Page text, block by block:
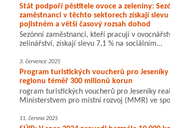
Stát podpoří pěstitele ovoce a zeleniny:
zaměstnanci v těchto sektorech získají slevu
pojistném a větší časový rozsah dohod
Sezónní zaměstnanci, kteří pracují v
zelinářství, získají slevu 7,1 % na sociálním...
3. července 2025
Program turistických voucherů pro Jeseníky
regionu téměř 300 milionů korun
rogram turistických voucherů pro Jeseníky
Ministerstvem pro místní rozvoj (MMR) ve
11. června 2025